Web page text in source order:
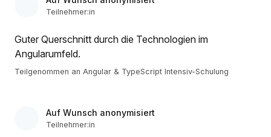
Teilnehmer:in
Guter Querschnitt durch die Technologien im
Angularumfeld.
Teilgenommen an Angular & TypeScript Intensiv-Schulung
Auf Wunsch anonymisiert
Teilnehmer:in